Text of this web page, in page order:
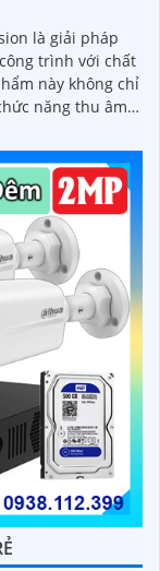
là giải pháp
trình với chất
năng thu âm